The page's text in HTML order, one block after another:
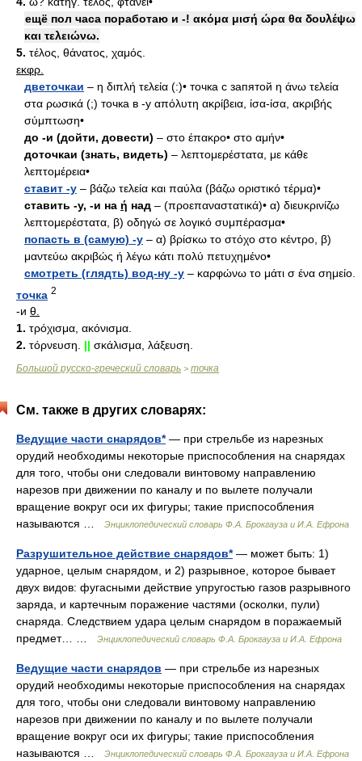
ещё пол часа поработаю и -! ακόμα μισή ώρα θα δουλέψω
και τελειώνω.
5. τέλος, θάνατος, χαμός.
εκφρ.
дветочкаи – η διπλή τελεία (:)• точка с запятой η άνω τελεία
στα ρωσικά (;) точка в -у απόλυτη ακρίβεια, ίσα-ίσα, ακριβής
σύμπτωση•
до -и (дойти, довести) – στο έπακρο• στο αμήν•
доточкаи (знать, видеть) – λεπτομερέστατα, με κάθε
λεπτομέρεια•
ставит -у – βάζω τελεία και παύλα (βάζω οριστικό τέρμα)•
ставить -у, -и на ή над – (προεπαναστατικά)• α) διευκρινίζω
λεπτομερέστατα, β) οδηγώ σε λογικό συμπέρασμα•
попасть в (самую) -у – α) βρίσκω το στόχο στο κέντρο, β)
μαντεύω ακριβώς ή λέγω κάτι πολύ πετυχημένο•
смотреть (глядть) вод-ну -у – καρφώνω το μάτι σ ένα σημείο.
точка 2
-и θ.
1. τρόχισμα, ακόνισμα.
2. τόρνευση. || σκάλισμα, λάξευση.
Большой русско-греческий словарь > точка
См. также в других словарях:
Ведущие части снарядов*— при стрельбе из нарезных
орудий необходимы некоторые приспособления на снарядах
для того, чтобы они следовали винтовому направлению
нарезов при движении по каналу и по вылете получали
вращение вокруг оси их фигуры; такие приспособления
называются …
Энциклопедический словарь Ф.А. Брокгауза и И.А. Ефрона
Разрушительное действие снарядов*— может быть: 1)
ударное, целым снарядом, и 2) разрывное, которое бывает
двух видов: фугасными действие упругостью газов разрывного
заряда, и картечным поражение частями (осколки, пули)
снаряда. Следствием удара целым снарядом в поражаемый
предмет… …
Энциклопедический словарь Ф.А. Брокгауза и И.А. Ефрона
Ведущие части снарядов — при стрельбе из нарезных
орудий необходимы некоторые приспособления на снарядах
для того, чтобы они следовали винтовому направлению
нарезов при движении по каналу и по вылете получали
вращение вокруг оси их фигуры; такие приспособления
называются …
Энциклопедический словарь Ф.А. Брокгауза и И.А. Ефрона